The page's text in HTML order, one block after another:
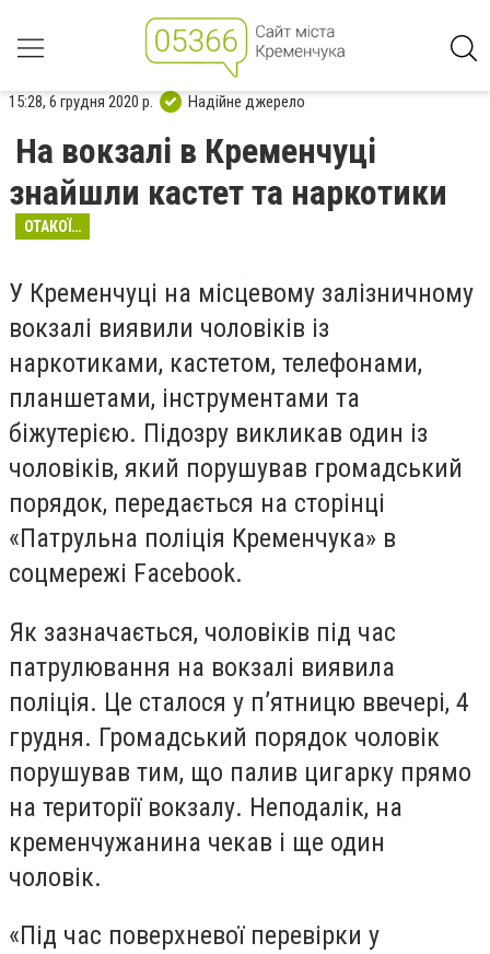
15:28, 6 грудня 2020 р. Надійне джерело
На вокзалі в Кременчуці
знайшли кастет та наркотики
ОТАКОЇ…
У Кременчуці на місцевому залізничному
вокзалі виявили чоловіків із
наркотиками, кастетом, телефонами,
планшетами, інструментами та
біжутерією. Підозру викликав один із
чоловіків, який порушував громадський
порядок, передається на сторінці
«Патрульна поліція Кременчука» в
соцмережі Facebook.
Як зазначається, чоловіків під час
патрулювання на вокзалі виявила
поліція. Це сталося у п’ятницю ввечері, 4
грудня. Громадський порядок чоловік
порушував тим, що палив цигарку прямо
на території вокзалу. Неподалік, на
кременчужанина чекав і ще один
чоловік.
«Під час поверхневої перевірки у